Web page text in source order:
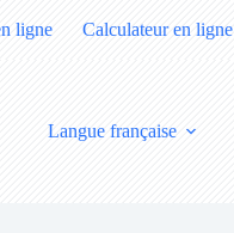
ligne Calculateur en ligne
Langue française